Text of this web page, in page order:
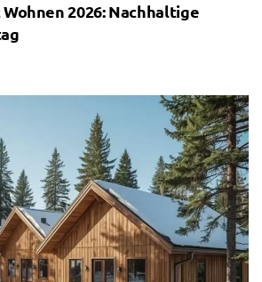
2026: Nachhaltige